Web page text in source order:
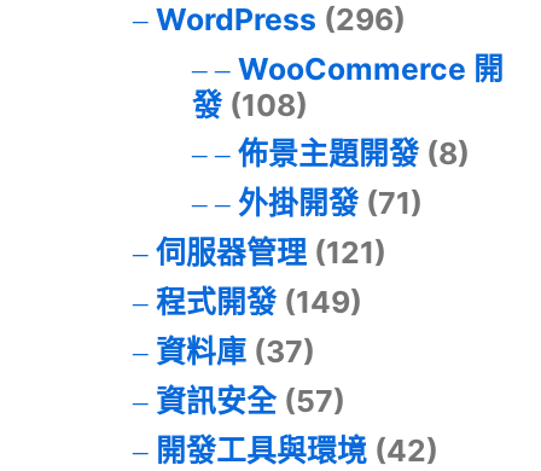
WordPress (296)
WooCommerce 開
發(108)
佈景主題開發(8)
外掛開發(71)
伺服器管理(121)
程式開發(149)
資料庫(37)
資訊安全(57)
開發工具與環境(42)